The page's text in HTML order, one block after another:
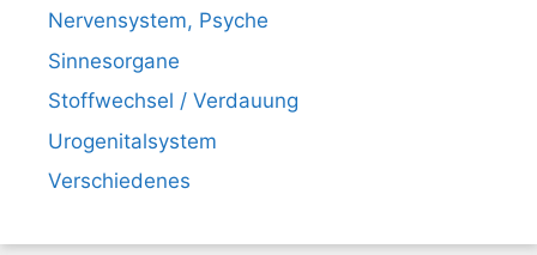
Nervensystem, Psyche
Sinnesorgane
Stoffwechsel / Verdauung
Urogenitalsystem
Verschiedenes